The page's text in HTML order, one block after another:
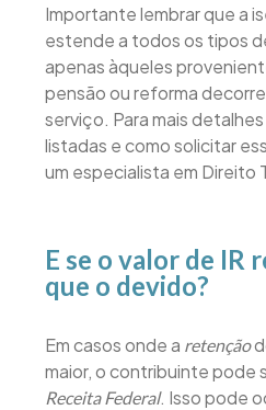
Importante lembrar que a
estende a todos os tipos
apenas àqueles
pensão ou reforma
serviço. Para mais
listadas e como solicitar
um especialista em Direito
E se o valor de IR
que o devido?
Em casos onde a retenção
maior, o contribuinte pode
Receita Federal. Isso pode